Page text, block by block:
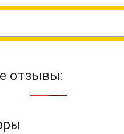
отзывы: